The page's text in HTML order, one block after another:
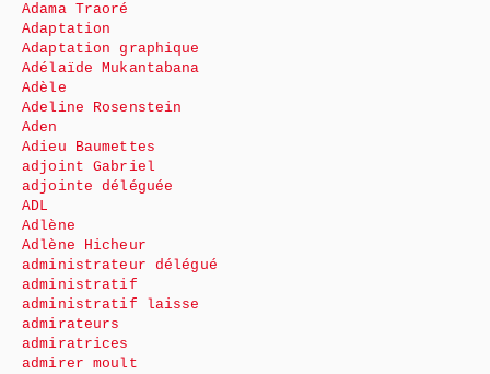
Adama Traoré
Adaptation
Adaptation graphique
Adélaïde Mukantabana
Adèle
Adeline Rosenstein
Aden
Adieu Baumettes
adjoint Gabriel
adjointe déléguée
ADL
Adlène
Adlène Hicheur
administrateur délégué
administratif
administratif laisse
admirateurs
admiratrices
admirer moult